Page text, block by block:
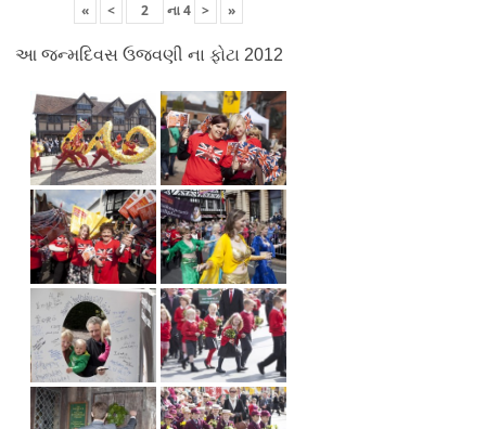
« < ના4 > »
આ જન્મદિવસ ઉજવણી ના ફોટા 2012